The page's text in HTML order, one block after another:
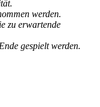
werden.
zu erwartende
gespielt werden.